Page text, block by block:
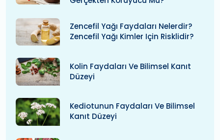
Zencefil Yağı Faydaları Nelerdir?
Zencefil Yağı Kimler Için Risklidir?
Kolin Faydaları Ve Bilimsel Kanıt
Düzeyi
Kediotunun Faydaları Ve Bilimsel
Kanıt Düzeyi